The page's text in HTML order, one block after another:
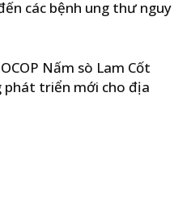
các bệnh ung thư nguy
Nấm sò Lam Cốt
phát triển mới cho địa